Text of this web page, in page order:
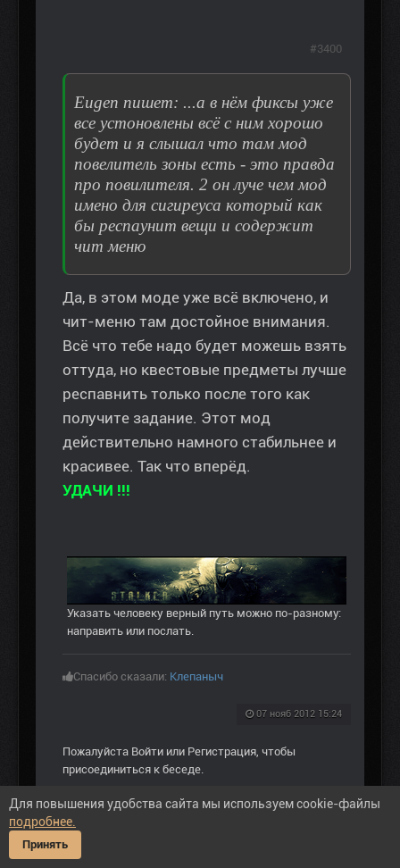
Eugen пишет: ...а в нём фиксы уже
все устоновлены всё с ним хорошо
будет и я слышал что там мод
повелитель зоны есть - это правда
про повилителя. 2 он луче чем мод
имено для сигиреуса который как
бы респаунит вещи и содержит
чит меню
Да, в этом моде уже всё включено, и
чит-меню там достойное внимания.
Всё что тебе надо будет можешь взять
оттуда, но квестовые предметы лучше
респавнить только после того как
получите задание. Этот мод
действительно намного стабильнее и
красивее. Так что вперёд.
УДАЧИ !!!
Указать человеку верный путь можно по-разному:
направить или послать.
Спасибо сказали: Клепаныч
07 нояб 2012 15:24
#3400
Пожалуйста Войти или Регистрация , чтобы
присоединиться к беседе.
Для повышения удобства сайта мы используем cookie-файлы
подробнее.
Принять